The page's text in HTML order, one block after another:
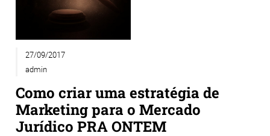
27/09/2017
admin
Como criar uma estratégia de
Marketing para o Mercado
Jurídico PRA ONTEM